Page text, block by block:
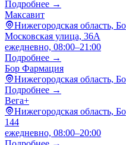
Подробнее →
Максавит
Нижегородская область,
Московская улица, 36А
ежедневно, 08:00–21:00
Подробнее →
Бор Фармация
Нижегородская область,
Подробнее →
Вега+
Нижегородская область,
144
ежедневно, 08:00–20:00